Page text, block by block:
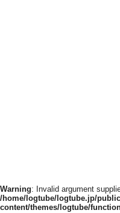
Warning: Invalid argument
/home/logtube/logtube.jp/
content/themes/logtube/